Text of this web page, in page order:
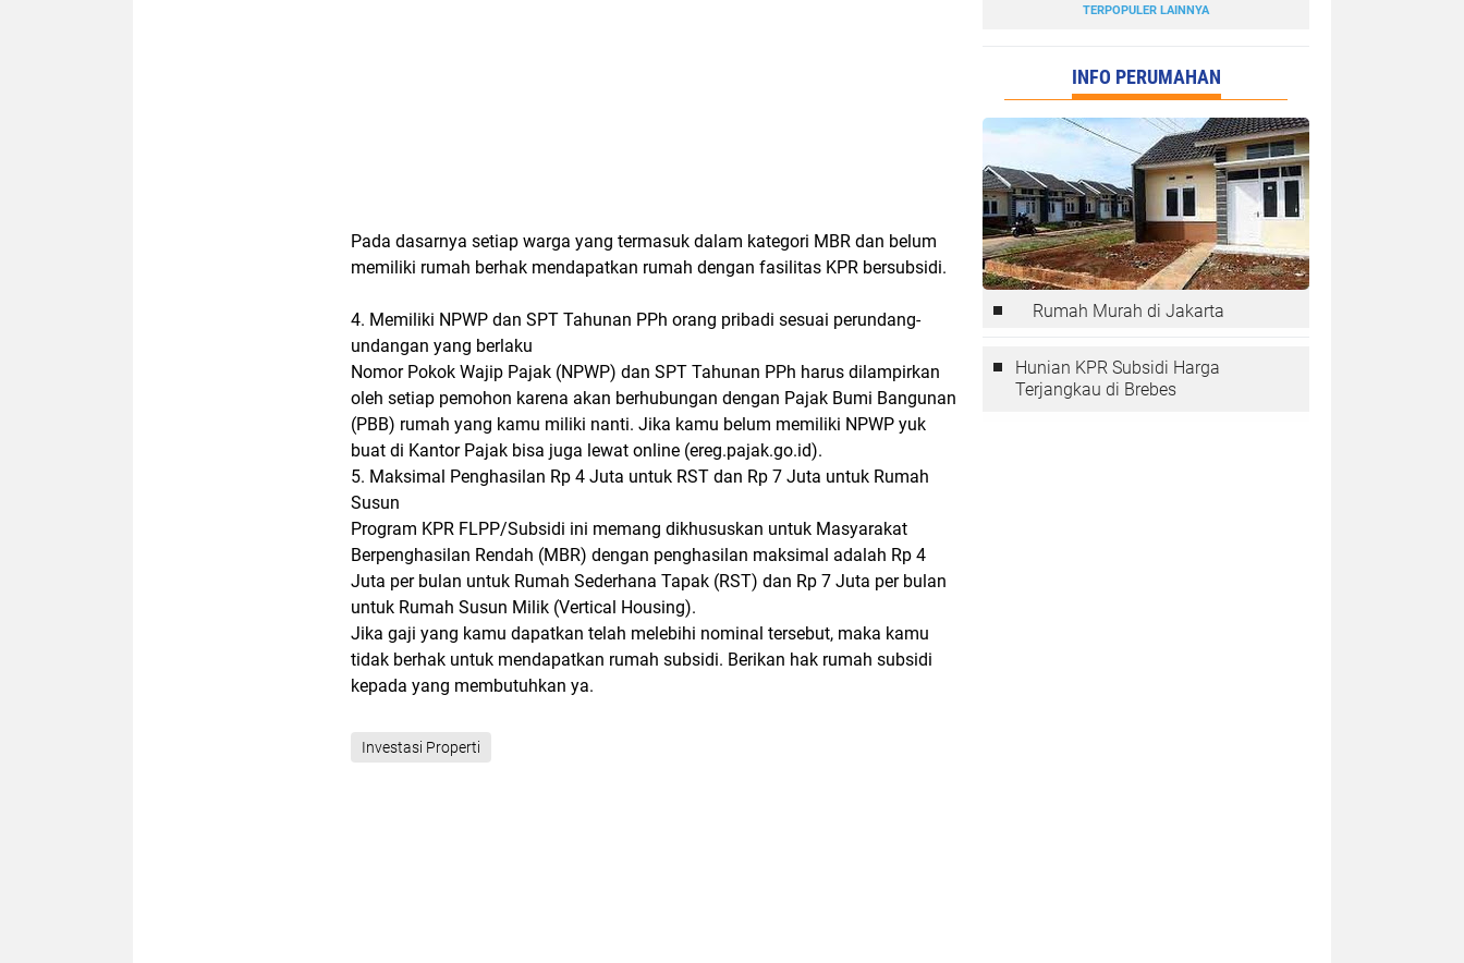
Pada dasarnya setiap warga yang termasuk dalam kategori MBR dan belum
memiliki rumah berhak mendapatkan rumah dengan fasilitas KPR bersubsidi.
4. Memiliki NPWP dan SPT Tahunan PPh orang pribadi sesuai perundang-
undangan yang berlaku
Nomor Pokok Wajip Pajak (NPWP) dan SPT Tahunan PPh harus dilampirkan
oleh setiap pemohon karena akan berhubungan dengan Pajak Bumi Bangunan
(PBB) rumah yang kamu miliki nanti. Jika kamu belum memiliki NPWP yuk
buat di Kantor Pajak bisa juga lewat online (ereg.pajak.go.id).
5. Maksimal Penghasilan Rp 4 Juta untuk RST dan Rp 7 Juta untuk Rumah
Susun
Program KPR FLPP/Subsidi ini memang dikhususkan untuk Masyarakat
Berpenghasilan Rendah (MBR) dengan penghasilan maksimal adalah Rp 4
Juta per bulan untuk Rumah Sederhana Tapak (RST) dan Rp 7 Juta per bulan
untuk Rumah Susun Milik (Vertical Housing).
Jika gaji yang kamu dapatkan telah melebihi nominal tersebut, maka kamu
tidak berhak untuk mendapatkan rumah subsidi. Berikan hak rumah subsidi
kepada yang membutuhkan ya.
Investasi Properti
TERPOPULER LAINNYA
INFO PERUMAHAN
Rumah Murah di Jakarta
Hunian KPR Subsidi Harga
Terjangkau di Brebes